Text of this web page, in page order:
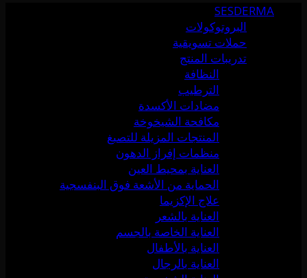
SESDERMA
البروتوكولات
حملات تسويقية
تدريبات المنتج
النظافة
الترطيب
مضادات الأكسدة
مكافحة الشيخوخة
المنتجات المزيلة للتصبغ
منظمات إفراز الدهون
العناية بمحيط العين
الحماية من الأشعة فوق البنفسجية
علاج الإكزيما
العناية بالشعر
العناية الخاصة بالجسم
العناية بالأطفال
العناية بالرجال